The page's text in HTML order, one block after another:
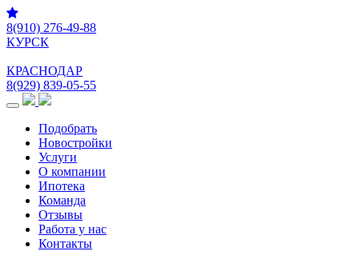
8(910) 276-49-88
КУРСК
КРАСНОДАР
8(929) 839-05-55
Меню
Подобрать
Новостройки
Услуги
О компании
Ипотека
Команда
Отзывы
Работа у нас
Контакты